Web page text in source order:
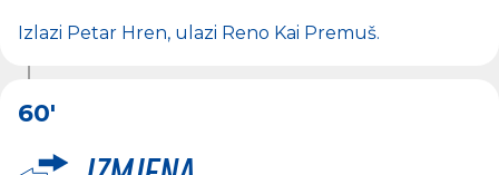
Izlazi Petar Hren, ulazi Reno Kai Premuš.
60'